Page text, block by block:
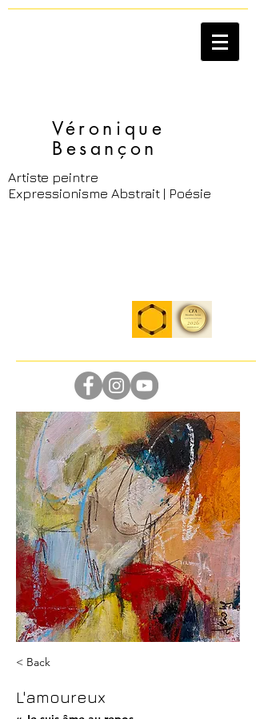
Véronique
Besançon​
Artiste peintre
Expressionisme Abstrait | Poésie
< Back
L'amoureux